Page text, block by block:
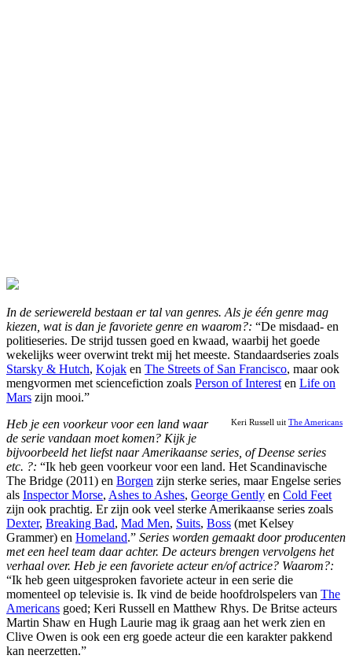
In de seriewereld bestaan er tal van genres. Als je één genre mag
kiezen, wat is dan je favoriete genre en waarom?: “De misdaad- en
politieseries. De strijd tussen goed en kwaad, waarbij het goede
wekelijks weer overwint trekt mij het meeste. Standaardseries zoals
Starsky & Hutch, Kojak en The Streets of San Francisco, maar ook
mengvormen met sciencefiction zoals Person of Interesten Life on
Mars zijn mooi.”
Keri Russell uit The Americans
Heb je een voorkeur voor een land waar
de serie vandaan moet komen? Kijk je
bijvoorbeeld het liefst naar Amerikaanse series, of Deense series
etc. ?: “Ik heb geen voorkeur voor een land. Het Scandinavische
The Bridge (2011) en Borgen zijn sterke series, maar Engelse series
als Inspector Morse, Ashes to Ashes, George Gently en Cold Feet
zijn ook prachtig. Er zijn ook veel sterke Amerikaanse series zoals
Dexter, Breaking Bad, Mad Men, Suits, Boss (met Kelsey
Grammer) en Homeland.” Series worden gemaakt door producenten
met een heel team daar achter. De acteurs brengen vervolgens het
verhaal over. Heb je een favoriete acteur en/of actrice? Waarom?:
“Ik heb geen uitgesproken favoriete acteur in een serie die
momenteel op televisie is. Ik vind de beide hoofdrolspelers van The
Americans goed; Keri Russell en Matthew Rhys. De Britse acteurs
Martin Shaw en Hugh Laurie mag ik graag aan het werk zien en
Clive Owen is ook een erg goede acteur die een karakter pakkend
kan neerzetten.”